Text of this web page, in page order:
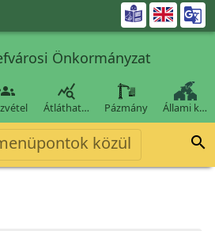

Önkormányzat

Átláthat… Pázmány Állami k…
közül 